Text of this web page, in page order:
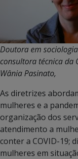
Doutora em
consultora técnica da
Wânia Pasinato,
As diretrizes
mulheres e a
organização dos
atendimento a
conter a COVID-19;
mulheres em